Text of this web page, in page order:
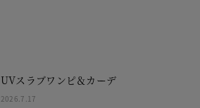
UVスラブワンピ＆カーデ
2026.7.17